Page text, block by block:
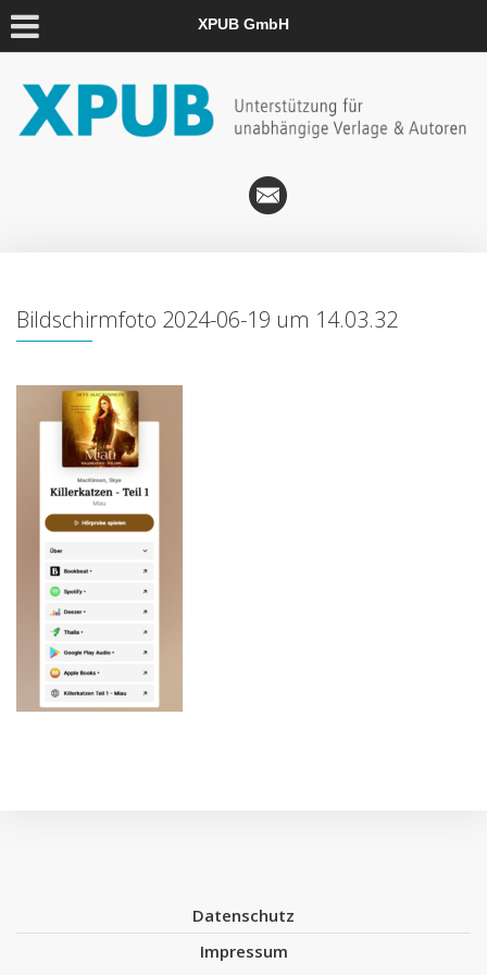
XPUB GmbH
Bildschirmfoto 2024-06-19 um 14.03.32
Datenschutz
Impressum